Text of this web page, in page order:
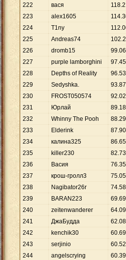
222
вася 118.
223
alex1605 114.
224
T1ny 112.
225
Andreas74 102.
226
dromb15 99.
227
purple lamborghini 97.
228
Depths of Reality 96.
229
Sedyshka. 93.
230
FROST050574 92.
231
Юрлай 89.
232
Whinny The Pooh 88.
233
Elderink 87.
234
калина325 86.
235
killer230 82.
236
Васия 76.
237
крош-гролл3 75.
238
Nagibator26r 74.
239
BARAN223 69.
240
zeitenwanderer 64.
241
ДжаБудда 62.
242
kenchik30 60.
243
serjinio 60.
244
angelscrying 60.